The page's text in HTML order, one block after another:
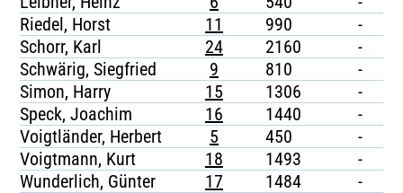
Riedel, Horst
11 990 -
Schorr, Karl
24 2160 -
Schwärig, Siegfried
9 810 -
Simon, Harry
15 1306 -
Speck, Joachim
16 1440 -
Voigtländer, Herbert
5 450 -
Voigtmann, Kurt
18 1493 -
Wunderlich, Günter
17 1484 -